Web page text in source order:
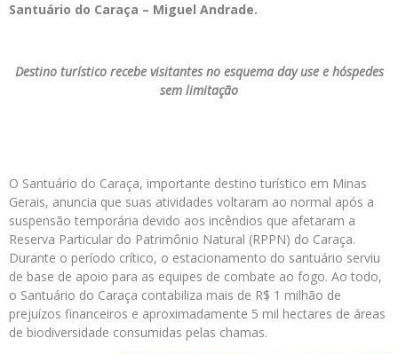
Santuário do Caraça – Miguel Andrade.
Destino turístico recebe visitantes no esquema day use e hóspedes
sem limitação
O Santuário do Caraça, importante destino turístico em Minas
Gerais, anuncia que suas atividades voltaram ao normal após a
suspensão temporária devido aos incêndios que afetaram a
Reserva Particular do Patrimônio Natural (RPPN) do Caraça.
Durante o período crítico, o estacionamento do santuário serviu
de base de apoio para as equipes de combate ao fogo. Ao todo,
o Santuário do Caraça contabiliza mais de R$ 1 milhão de
prejuízos financeiros e aproximadamente 5 mil hectares de áreas
de biodiversidade consumidas pelas chamas.